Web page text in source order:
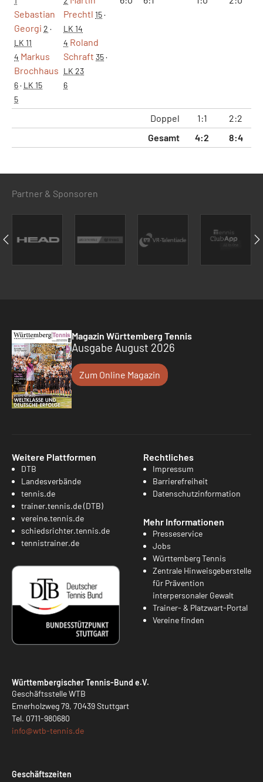
Sebastian
Georgi 2 ·
LK 11
4 Markus
Brochhaus
6· LK 15
5
Prechtl 15·
LK 14
4 Roland
Schraft 35·
LK 23
6
Doppel 1:1 2:2
Gesamt
4:2 8:4
Partner & Sponsoren
Magazin Württemberg Tennis
Ausgabe August 2026
Zum Online Magazin
Weitere Plattformen
DTB
Landesverbände
tennis.de
trainer.tennis.de (DTB)
vereine.tennis.de
schiedsrichter.tennis.de
tennistrainer.de
Rechtliches
Impressum
Barrierefreiheit
Datenschutzinformation
Mehr Informationen
Presseservice
Jobs
Württemberg Tennis
Zentrale Hinweisgeberstelle
für Prävention
interpersonaler Gewalt
Trainer- & Platzwart-Portal
Vereine finden
Württembergischer Tennis-Bund e.V.
Geschäftsstelle WTB
Emerholzweg 79, 70439 Stuttgart
Tel. 0711-980680
info@wtb-tennis.de
Geschäftszeiten